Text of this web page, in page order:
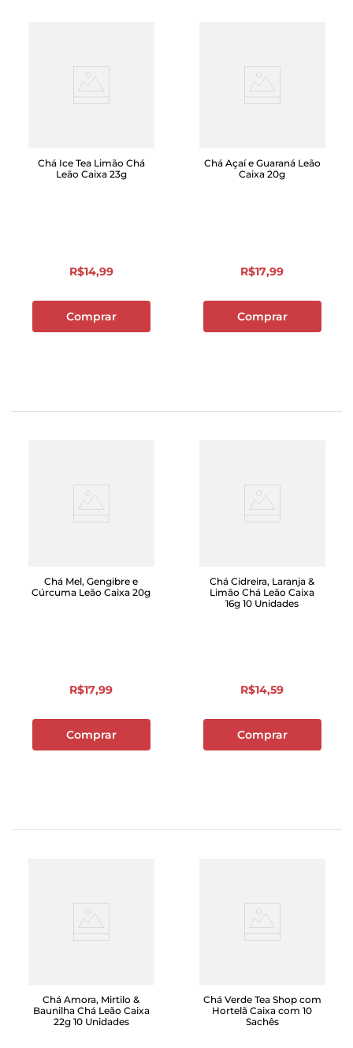
Chá Ice Tea Limão Chá
Leão Caixa 23g
R$14,99
Comprar
Chá Açaí e Guaraná Leão
Caixa 20g
R$17,99
Comprar
Chá Mel, Gengibre e
Cúrcuma Leão Caixa 20g
R$17,99
Comprar
Chá Cidreira, Laranja &
Limão Chá Leão Caixa
16g 10 Unidades
R$14,59
Comprar
Chá Amora, Mirtilo &
Baunilha Chá Leão Caixa
22g 10 Unidades
Chá Verde Tea Shop com
Hortelã Caixa com 10
Sachês